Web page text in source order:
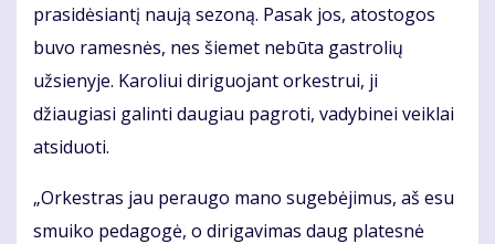
prasidėsiantį naują sezoną. Pasak jos, atostogos
buvo ramesnės, nes šiemet nebūta gastrolių
užsienyje. Karoliui diriguojant orkestrui, ji
džiaugiasi galinti daugiau pagroti, vadybinei veiklai
atsiduoti.
„Orkestras jau peraugo mano sugebėjimus, aš esu
smuiko pedagogė, o dirigavimas daug platesnė